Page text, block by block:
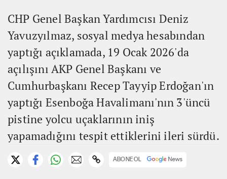
CHP Genel Başkan Yardımcısı Deniz
Yavuzyılmaz, sosyal medya hesabından
yaptığı açıklamada, 19 Ocak 2026'da
açılışını AKP Genel Başkanı ve
Cumhurbaşkanı Recep Tayyip Erdoğan'ın
yaptığı Esenboğa Havalimanı'nın 3'üncü
pistine yolcu uçaklarının iniş
yapamadığını tespit ettiklerini ileri sürdü.
ABONE OL